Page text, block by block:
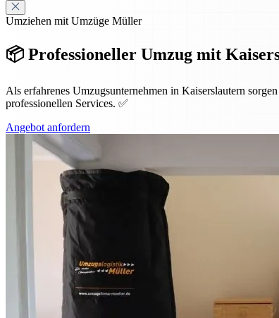
Umziehen mit Umzüge Müller
📦 Professioneller Umzug mit
Als erfahrenes Umzugsunternehmen in Kaiserslautern
professionellen Services. ✅
Angebot anfordern